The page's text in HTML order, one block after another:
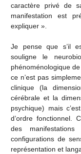
caractère privé de
manifestation est
expliquer ».
Je pense que s’il
souligne le
phénoménologique de
ce n’est pas
clinique (la
cérébrale et la
psychique) mais
d’ordre fonctionnel.
des
configurations de
représentation et